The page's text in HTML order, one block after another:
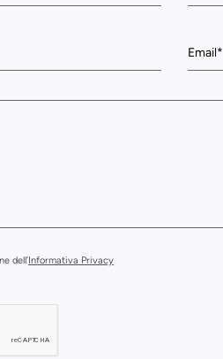
dell’Informativa Privacy